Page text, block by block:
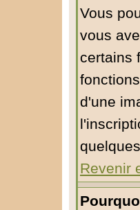
Vous
vous
certains
d'une
Revenir